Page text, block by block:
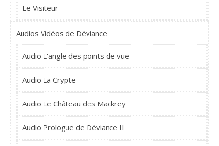
Le Visiteur
Audios Vidéos de Déviance
Audio L'angle des points de vue
Audio La Crypte
Audio Le Château des Mackrey
Audio Prologue de Déviance II